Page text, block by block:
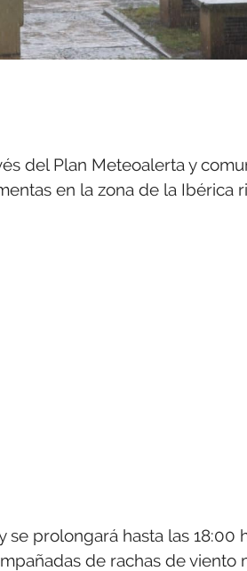
del Plan Meteoalerta y
en la zona de la Ibérica
prolongará hasta las 18:00
de rachas de viento